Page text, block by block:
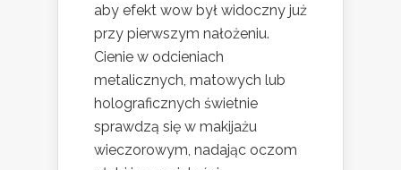
aby efekt wow był widoczny już
przy pierwszym nałożeniu.
Cienie w odcieniach
metalicznych, matowych lub
holograficznych świetnie
sprawdzą się w makijażu
wieczorowym, nadając oczom